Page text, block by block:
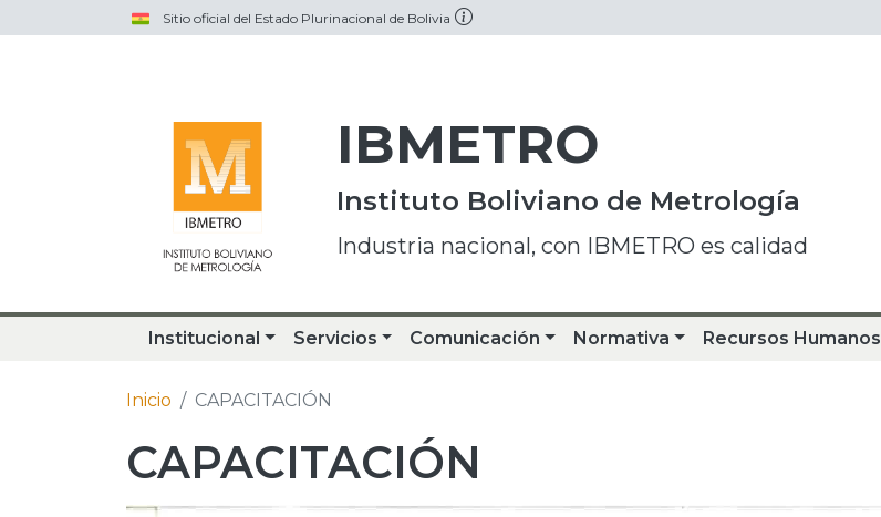
Pasar al contenido principalSitio oficial del Estado Plurinacional de Bolivia
IBMETRO
Instituto Boliviano de Metrología
Industria nacional, con IBMETRO es calidad
Institucional Servicios Comunicación Normativa Recursos Humanos
Inicio CAPACITACIÓN
CAPACITACIÓN